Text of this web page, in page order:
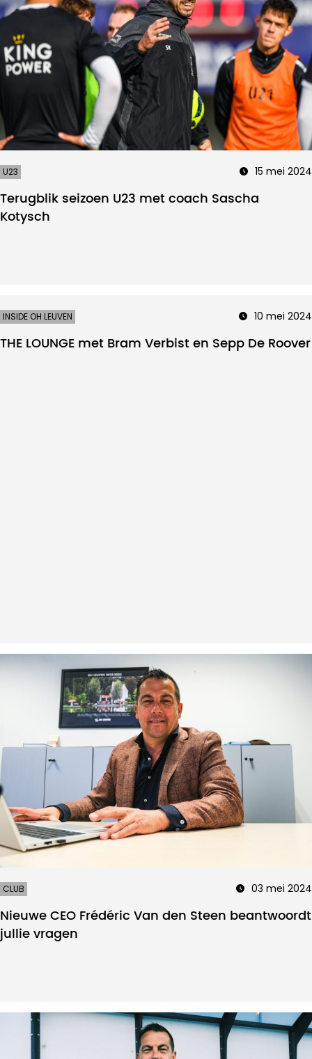
U23 15 mei 2024
Terugblik seizoen U23 met coach Sascha
Kotysch
INSIDE OH LEUVEN 10 mei 2024
THE LOUNGE met Bram Verbist en Sepp De Roover
CLUB 03 mei 2024
Nieuwe CEO Frédéric Van den Steen beantwoordt
jullie vragen